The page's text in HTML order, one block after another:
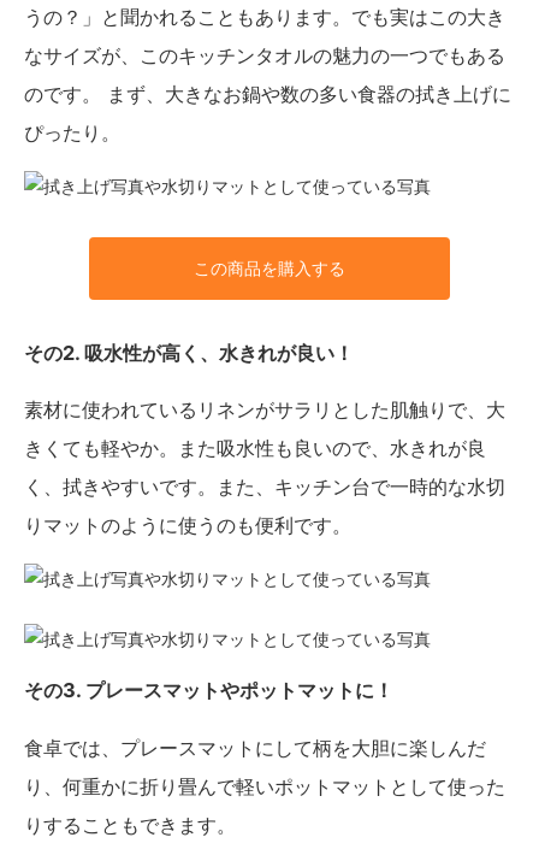
うの？」と聞かれることもあります。でも実はこの大き
なサイズが、このキッチンタオルの魅力の一つでもある
のです。 まず、大きなお鍋や数の多い食器の拭き上げに
ぴったり。
この商品を購入する
その2. 吸水性が高く、水きれが良い！
素材に使われているリネンがサラリとした肌触りで、大
きくても軽やか。また吸水性も良いので、水きれが良
く、拭きやすいです。また、キッチン台で一時的な水切
りマットのように使うのも便利です。
その3. プレースマットやポットマットに！
食卓では、プレースマットにして柄を大胆に楽しんだ
り、何重かに折り畳んで軽いポットマットとして使った
りすることもできます。